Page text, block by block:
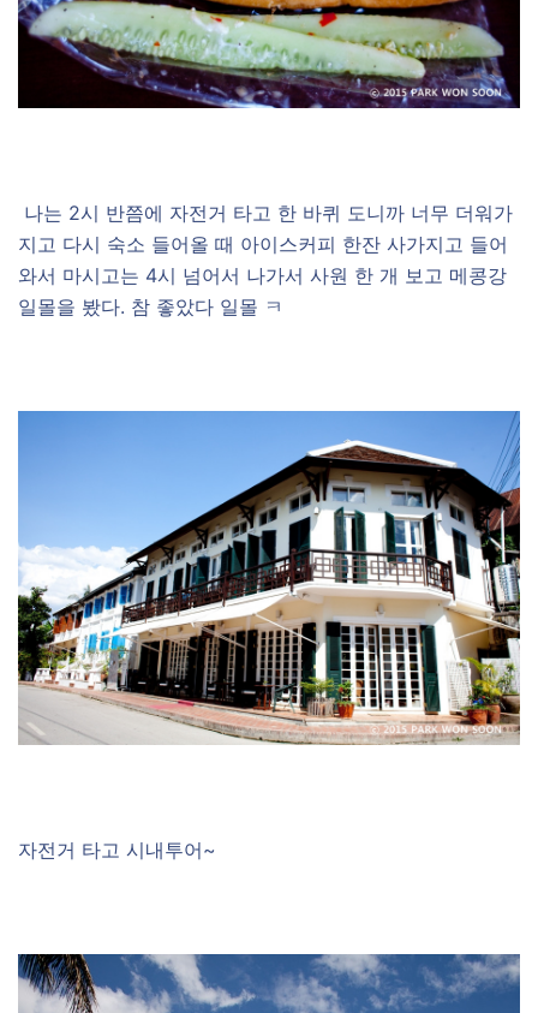
나는 2시 반쯤에 자전거 타고 한 바퀴 도니까 너무 더워가
지고 다시 숙소 들어올 때 아이스커피 한잔 사가지고 들어
와서 마시고는 4시 넘어서 나가서 사원 한 개 보고 메콩강
일몰을 봤다. 참 좋았다 일몰 ㅋ
자전거 타고 시내투어~